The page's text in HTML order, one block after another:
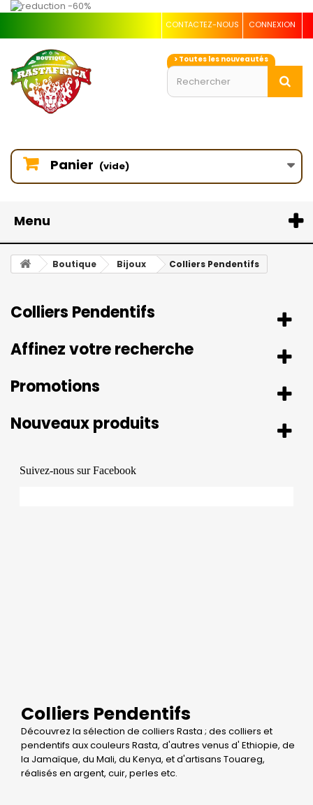
CONNEXION
CONTACTEZ-NOUS
> Toutes les nouveautés
Panier (vide)
Menu
Boutique Bijoux Colliers Pendentifs
Colliers Pendentifs
Affinez votre recherche
Promotions
Nouveaux produits
Suivez-nous sur Facebook
Colliers Pendentifs
Découvrez la sélection de colliers Rasta ; des colliers et
pendentifs aux couleurs Rasta, d'autres venus d' Ethiopie, de
la Jamaïque, du Mali, du Kenya, et d'artisans Touareg,
réalisés en argent, cuir, perles etc.